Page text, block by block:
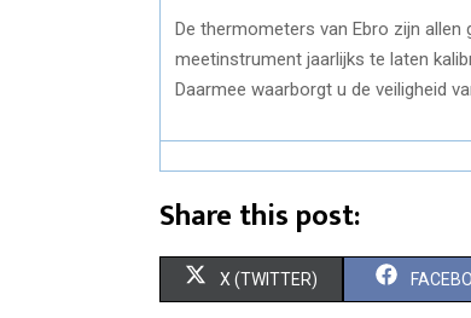
De thermometers van Ebro zijn allen
meetinstrument jaarlijks te laten
Daarmee waarborgt u de veiligheid
Share this post:
S
X (TWITTER) S